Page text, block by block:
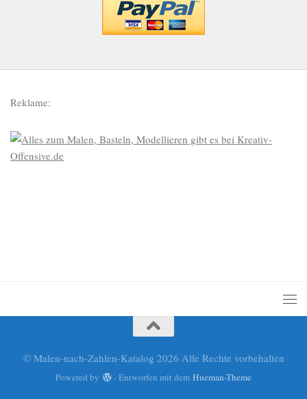
Reklame:
© Malen-nach-Zahlen-Katalog 2026 Alle Rechte vorbehalten
Powered by - Entworfen mit dem Hueman-Theme